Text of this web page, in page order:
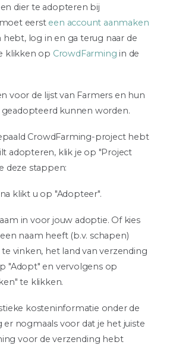
dier te adopteren bij
eerst een account aanmaken
hebt, log in en ga terug naar de
klikken op CrowdFarming in de
voor de lijst van Farmers en hun
kunnen worden.
CrowdFarming-project hebt
adopteren, klik je op "Project
deze stappen:
klikt u op "Adopteer".
in voor jouw adoptie. Of kies
naam heeft (b.v. schapen)
vinken, het land van verzending
"Adopt" en vervolgens op
te klikken.
kosteninformatie onder de
nogmaals voor dat je het juiste
voor de verzending hebt